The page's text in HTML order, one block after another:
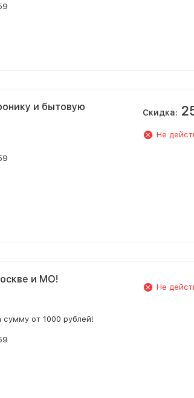
и бытовую
Скидка:
Не
и МО!
сумму от 1000 рублей!
Не